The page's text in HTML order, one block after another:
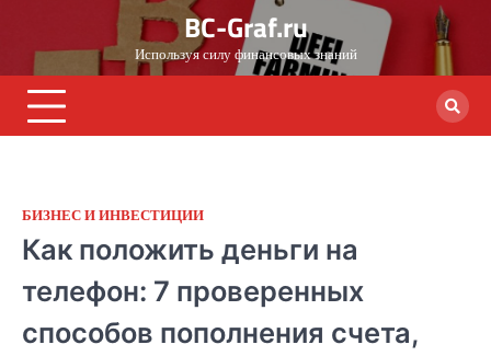
content
BC-Graf.ru
Используя силу финансовых знаний
БИЗНЕС И ИНВЕСТИЦИИ
Как положить деньги на
телефон: 7 проверенных
способов пополнения счета,